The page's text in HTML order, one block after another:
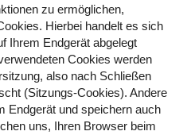
zu ermöglichen,
Hierbei handelt es sich
Ihrem Endgerät abgelegt
Cookies werden
also nach Schließen
(Sitzungs-Cookies). Andere
Endgerät und speichern auch
uns, Ihren Browser beim